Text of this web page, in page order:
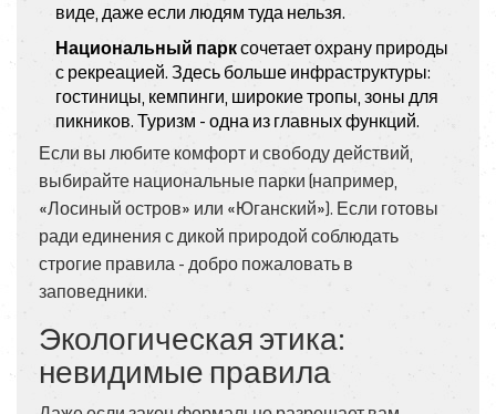
виде, даже если людям туда нельзя.
Национальный парксочетает охрану природы
с рекреацией. Здесь больше инфраструктуры:
гостиницы, кемпинги, широкие тропы, зоны для
пикников. Туризм - одна из главных функций.
Если вы любите комфорт и свободу действий,
выбирайте национальные парки (например,
«Лосиный остров» или «Юганский»). Если готовы
ради единения с дикой природой соблюдать
строгие правила - добро пожаловать в
заповедники.
Экологическая этика:
невидимые правила